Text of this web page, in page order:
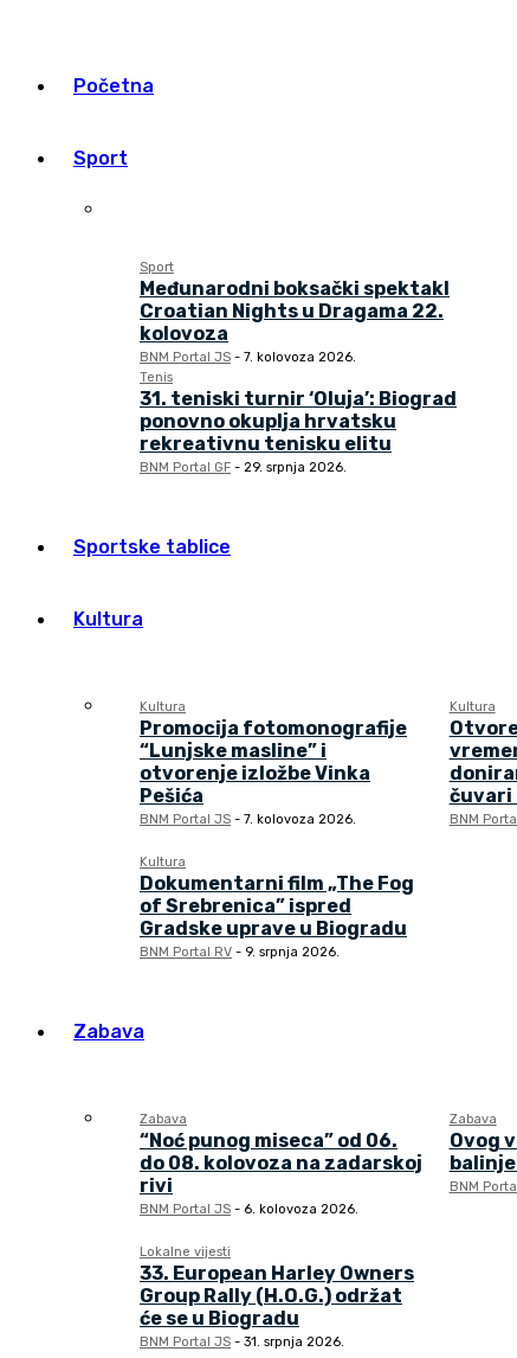
Početna
Sport
Sport
Međunarodni boksački spektakl
Croatian Nights u Dragama 22.
kolovoza
BNM Portal JS - 7. kolovoza 2026.
Tenis
31. teniski turnir ‘Oluja’: Biograd
ponovno okuplja hrvatsku
rekreativnu tenisku elitu
BNM Portal GF - 29. srpnja 2026.
Sportske tablice
Kultura
Kultura
Promocija fotomonografije
“Lunjske masline” i
otvorenje izložbe Vinka
Pešića
BNM Portal JS - 7. kolovoza 2026.
Kultura
čuvari
BNM
Kultura
Dokumentarni film „The Fog
of Srebrenica” ispred
Gradske uprave u Biogradu
BNM Portal RV - 9. srpnja 2026.
Zabava
Zabava
“Noć punog miseca” od 06.
do 08. kolovoza na zadarskoj
rivi
BNM Portal JS - 6. kolovoza 2026.
Zabava
Ovog
BNM
Lokalne vijesti
33. European Harley Owners
Group Rally (H.O.G.) održat
će se u Biogradu
BNM Portal JS - 31. srpnja 2026.